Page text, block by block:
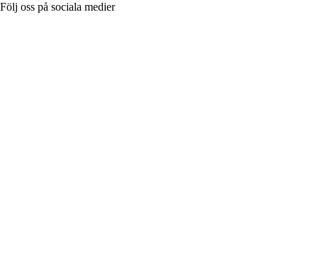
Följ oss på sociala medier